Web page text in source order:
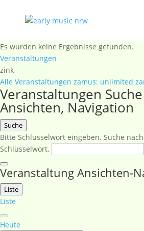
Es wurden keine Ergebnisse gefunden.
Veranstaltungen
zink
Alle Veranstaltungen zamus: unlimited
Veranstaltungen
Ansichten, Navigation
Suche
Bitte Schlüsselwort eingeben. Suche
Schlüsselwort.
Veranstaltung Ansichten-
Liste
Liste
Heute